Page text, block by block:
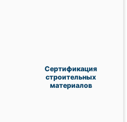
Сертификация
строительных
материалов